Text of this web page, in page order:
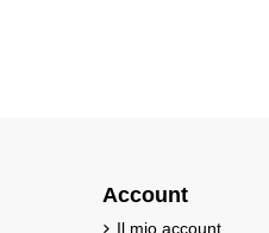
Account
Il mio account